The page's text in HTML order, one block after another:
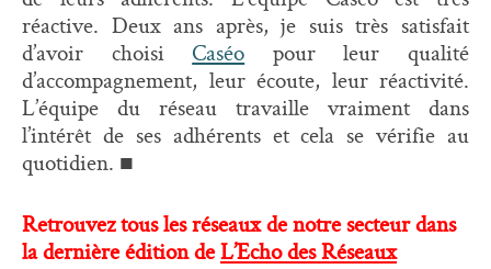
réactive. Deux ans après, je suis très satisfait
d’avoir choisi Caséo pour leur qualité
d’accompagnement, leur écoute, leur réactivité.
L’équipe du réseau travaille vraiment dans
l’intérêt de ses adhérents et cela se vérifie au
quotidien. ■
Retrouvez tous les réseaux de notre secteur dans
la dernière édition deL’Echo des Réseaux